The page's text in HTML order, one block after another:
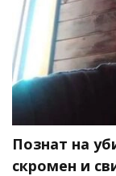
Познат на
скромен и